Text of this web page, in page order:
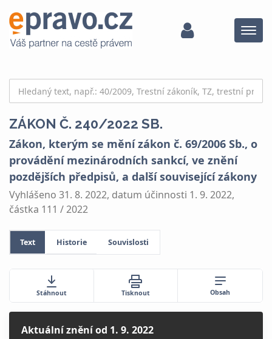
Menu
ZÁKON Č. 240/2022 SB.
Zákon, kterým se mění zákon č. 69/2006 Sb., o
provádění mezinárodních sankcí, ve znění
pozdějších předpisů, a další související zákony
Vyhlášeno 31. 8. 2022, datum účinnosti 1. 9. 2022,
částka 111 / 2022
Text Historie Souvislosti
Stáhnout Tisknout Obsah
Aktuální zněníod 1. 9. 2022